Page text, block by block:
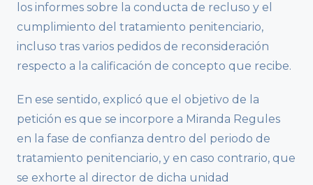
los informes sobre la conducta de recluso y el
cumplimiento del tratamiento penitenciario,
incluso tras varios pedidos de reconsideración
respecto a la calificación de concepto que recibe.
En ese sentido, explicó que el objetivo de la
petición es que se incorpore a Miranda Regules
en la fase de confianza dentro del periodo de
tratamiento penitenciario, y en caso contrario, que
se exhorte al director de dicha unidad